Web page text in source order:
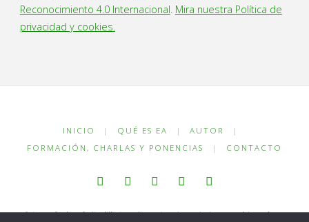
Reconocimiento 4.0 Internacional. Mira nuestra Política de
privacidad y cookies.
INICIO | QUÉ ES EA | AUTOR
|
FORMACIÓN, CHARLAS Y PONENCIAS
| CONTACTO
© Juan Carlos Cañadilla Lendinez / enriquecimientoambiental.com